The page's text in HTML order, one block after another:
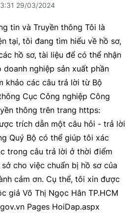
29/03/2024
tin và Truyền thông Tôi là
tại, tôi đang tìm hiểu về hồ sơ,
hồ sơ, tài liệu để có thể nhận
nghiệp sản xuất phần
khảo các câu trả lời từ Bộ
Cục Công nghiệp Công
thông trên trang https:
trích dẫn một câu hỏi - trả lời
Quý Bộ có thể giúp tôi xác
trong câu trả lời ở thời điểm
cho việc chuẩn bị hồ sơ của
cảm ơn. Cụ thể, tôi xin được
giả Võ Thị Ngọc Hân TP.HCM
Pages HoiDap.aspx